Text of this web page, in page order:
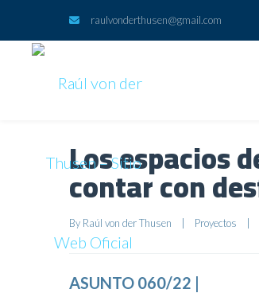
raulvonderthusen@gmail.com
Los espacios
contar con
By Raúl von der Thusen Proyectos
ASUNTO 060/22 |